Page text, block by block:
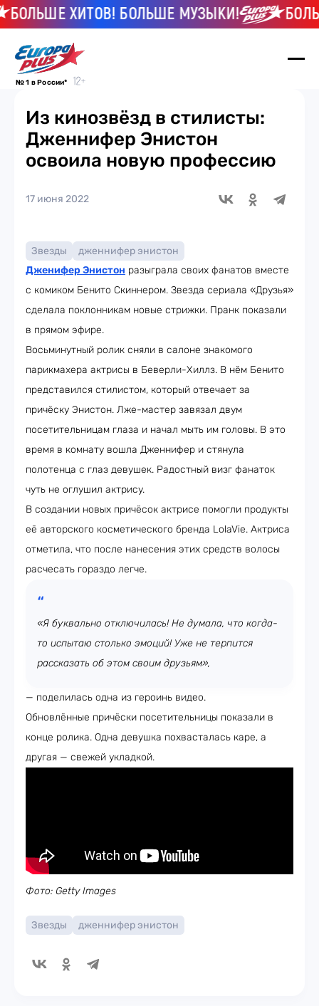
ХИТОВ! БОЛЬШЕ МУЗЫКИ!
№ 1 в России*
Из кинозвёзд в стилисты:
Дженнифер Энистон
освоила новую профессию
17 июня 2022
Звезды
дженнифер энистон
Дженифер Энистон разыграла своих фанатов вместе
с комиком Бенито Скиннером. Звезда сериала «Друзья»
сделала поклонникам новые стрижки. Пранк показали
в прямом эфире.
Восьминутный ролик сняли в салоне знакомого
парикмахера актрисы в Беверли-Хиллз. В нём Бенито
представился стилистом, который отвечает за
причёску Энистон. Лже-мастер завязал двум
посетительницам глаза и начал мыть им головы. В это
время в комнату вошла Дженнифер и стянула
полотенца с глаз девушек. Радостный визг фанаток
чуть не оглушил актрису.
В создании новых причёсок актрисе помогли продукты
её авторского косметического бренда LolaVie. Актриса
отметила, что после нанесения этих средств волосы
расчесать гораздо легче.
«Я буквально отключилась! Не думала, что когда-
то испытаю столько эмоций! Уже не терпится
рассказать об этом своим друзьям»,
— поделилась одна из героинь видео.
Обновлённые причёски посетительницы показали в
конце ролика. Одна девушка похвасталась каре, а
другая — свежей укладкой.
Фото: Getty Images
Звезды дженнифер энистон